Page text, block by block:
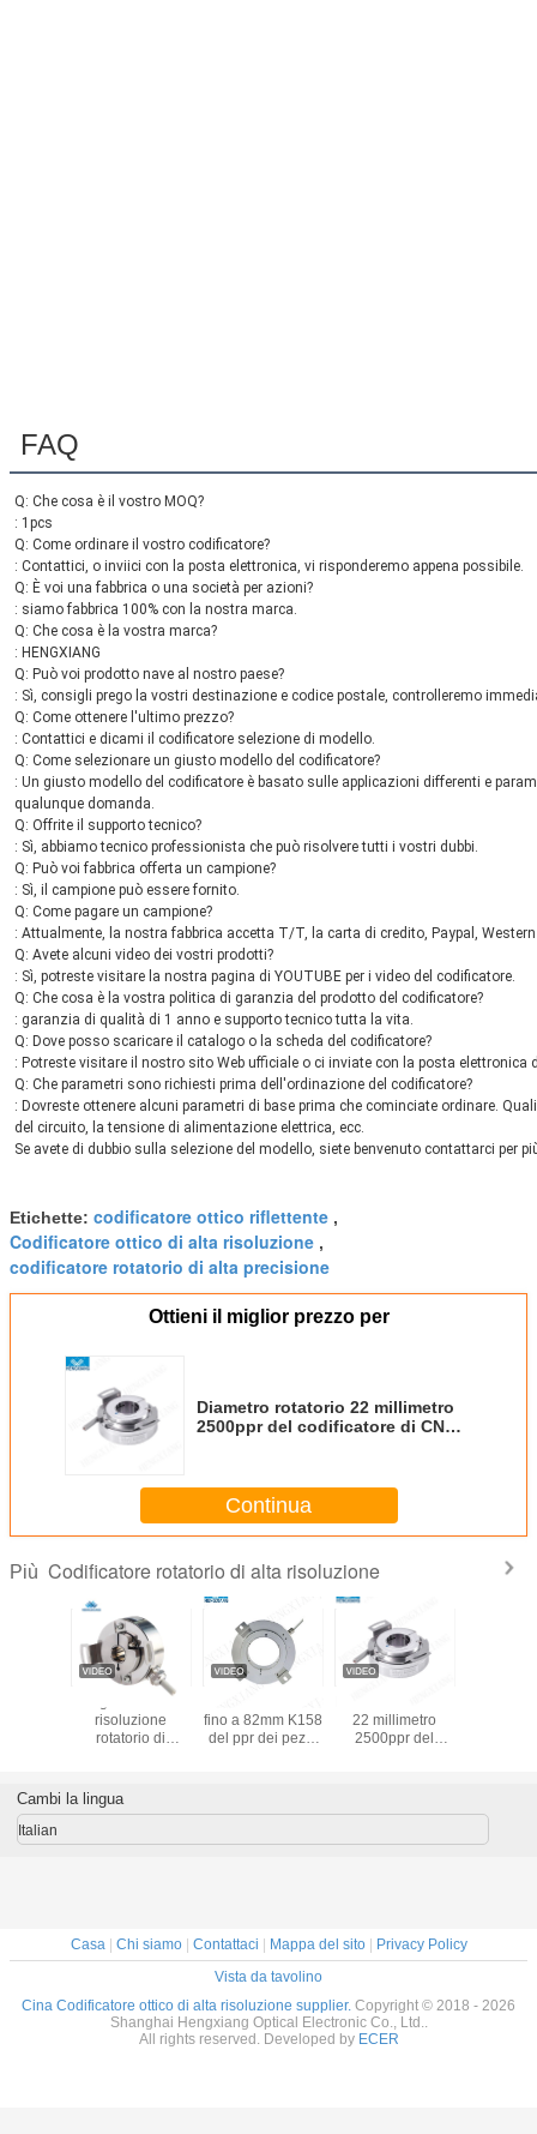
FAQ
Q: Che cosa è il vostro MOQ?
: 1pcs
Q: Come ordinare il vostro codificatore?
: Contattici, o inviici con la posta elettronica, vi risponderemo appena possibile.
Q: È voi una fabbrica o una società per azioni?
: siamo fabbrica 100% con la nostra marca.
Q: Che cosa è la vostra marca?
: HENGXIANG
Q: Può voi prodotto nave al nostro paese?
: Sì, consigli prego la vostri destinazione e codice postale, controlleremo
Q: Come ottenere l'ultimo prezzo?
: Contattici e dicami il codificatore selezione di modello.
Q: Come selezionare un giusto modello del codificatore?
: Un giusto modello del codificatore è basato sulle applicazioni differenti e
qualunque domanda.
Q: Offrite il supporto tecnico?
: Sì, abbiamo tecnico professionista che può risolvere tutti i vostri dubbi.
Q: Può voi fabbrica offerta un campione?
: Sì, il campione può essere fornito.
Q: Come pagare un campione?
: Attualmente, la nostra fabbrica accetta T/T, la carta di credito, Paypal,
Q: Avete alcuni video dei vostri prodotti?
: Sì, potreste visitare la nostra pagina di YOUTUBE per i video del codificatore.
Q: Che cosa è la vostra politica di garanzia del prodotto del codificatore?
: garanzia di qualità di 1 anno e supporto tecnico tutta la vita.
Q: Dove posso scaricare il catalogo o la scheda del codificatore?
: Potreste visitare il nostro sito Web ufficiale o ci inviate con la posta
Q: Che parametri sono richiesti prima dell'ordinazione del codificatore?
: Dovreste ottenere alcuni parametri di base prima che cominciate ordinare.
del circuito, la tensione di alimentazione elettrica, ecc.
Se avete di dubbio sulla selezione del modello, siete benvenuto contattarci per
Etichette: codificatore ottico riflettente ,
Codificatore ottico di alta risoluzione ,
codificatore rotatorio di alta precisione
Ottieni il miglior prezzo per
Diametro rotatorio 22 millimetro
2500ppr del codificatore di CNC
Continua
Più Codificatore rotatorio di alta risoluzione
servomotore
E40S6-1024-3-T-
fino a 82mm K158
del ppr dei pezzi
dell'albero cavo
rotatorio in
opposizione del
EBB38B6-P6PR-
Cambi la lingua
Italian
Casa| Chi siamo| Contattaci Mappa del sito|
Privacy Policy
Vista da tavolino
Cina Codificatore ottico di alta risoluzione supplier. Copyright © 2018 - 2026
Shanghai Hengxiang Optical Electronic Co., Ltd..
All rights reserved. Developed by ECER